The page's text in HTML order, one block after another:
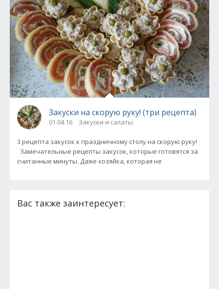
Закуски на скорую руку! (три рецепта)
01.04.16 Закуски и салаты
3 рецепта закусок к праздничному столу на скорую руку!
Замечательные рецепты закусок, которые готовятся за
считанные минуты. Даже хозяйка, которая не
Вас также заинтересует: